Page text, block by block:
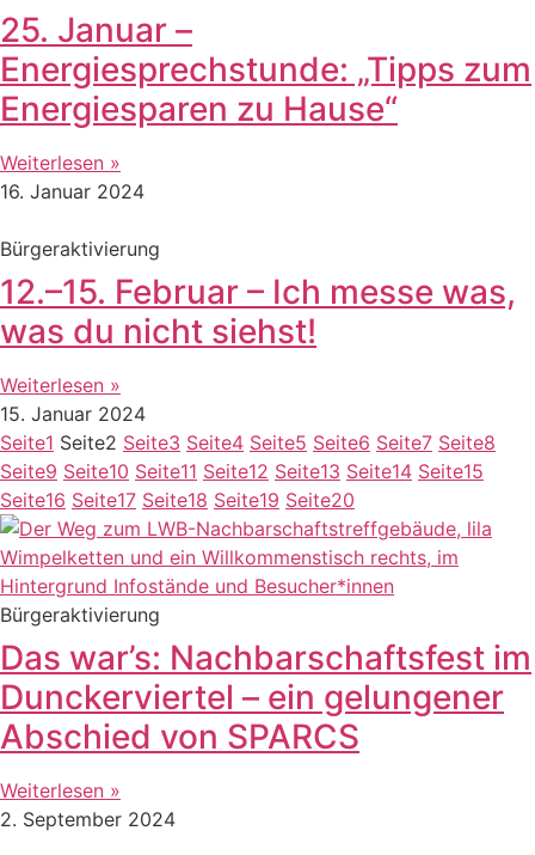
25. Januar –
Energiesprechstunde: „Tipps zum
Energiesparen zu Hause“
Weiterlesen »
16. Januar 2024
Bürgeraktivierung
12.–15. Februar – Ich messe was,
was du nicht siehst!
Weiterlesen »
15. Januar 2024
Seite1 Seite2 Seite3 Seite4 Seite5 Seite6 Seite7 Seite8
Seite9 Seite10 Seite11 Seite12 Seite13 Seite14 Seite15
Seite16 Seite17 Seite18 Seite19 Seite20
Bürgeraktivierung
Das war’s: Nachbarschaftsfest im
Dunckerviertel – ein gelungener
Abschied von SPARCS
Weiterlesen »
2. September 2024